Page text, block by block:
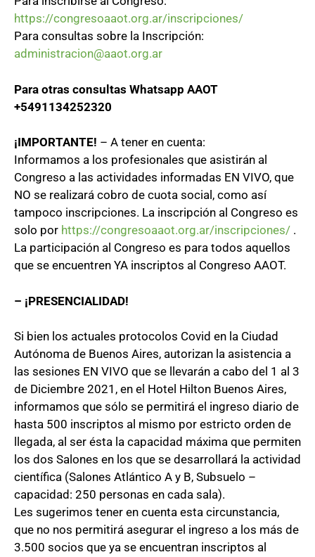
https://congresoaaot.org.ar/inscripciones/
Para consultas sobre la Inscripción:
administracion@aaot.org.ar
Para otras consultas Whatsapp AAOT
+5491134252320
¡IMPORTANTE! – A tener en cuenta:
Informamos a los profesionales que asistirán al
Congreso a las actividades informadas EN VIVO, que
NO se realizará cobro de cuota social, como así
tampoco inscripciones. La inscripción al Congreso es
solo por https://congresoaaot.org.ar/inscripciones/ .
La participación al Congreso es para todos aquellos
que se encuentren YA inscriptos al Congreso AAOT.
– ¡PRESENCIALIDAD!
Si bien los actuales protocolos Covid en la Ciudad
Autónoma de Buenos Aires, autorizan la asistencia a
las sesiones EN VIVO que se llevarán a cabo del 1 al 3
de Diciembre 2021, en el Hotel Hilton Buenos Aires,
informamos que sólo se permitirá el ingreso diario de
hasta 500 inscriptos al mismo por estricto orden de
llegada, al ser ésta la capacidad máxima que permiten
los dos Salones en los que se desarrollará la actividad
científica (Salones Atlántico A y B, Subsuelo –
capacidad: 250 personas en cada sala).
Les sugerimos tener en cuenta esta circunstancia,
que no nos permitirá asegurar el ingreso a los más de
3.500 socios que ya se encuentran inscriptos al